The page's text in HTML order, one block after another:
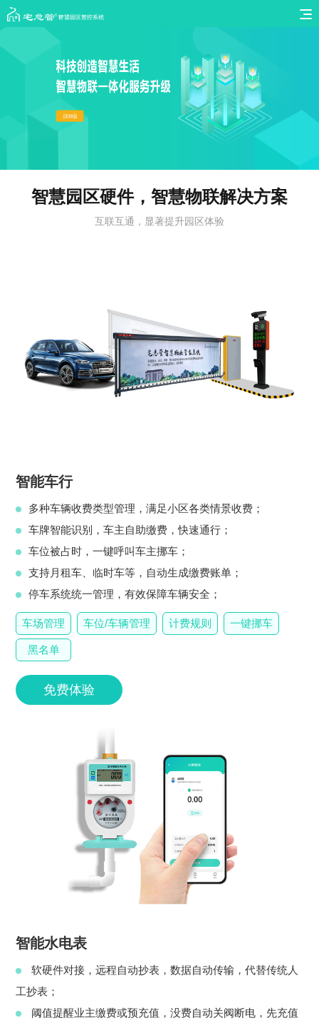
智慧园区硬件，智慧物联解决方案
互联互通，显著提升园区体验
智能车行
多种车辆收费类型管理，满足小区各类情景收费；
车牌智能识别，车主自助缴费，快速通行；
车位被占时，一键呼叫车主挪车；
支持月租车、临时车等，自动生成缴费账单；
停车系统统一管理，有效保障车辆安全；
车场管理 车位/车辆管理 计费规则 一键挪车
黑名单
免费体验
智能水电表
软硬件对接，远程自动抄表，数据自动传输，代替传统人
工抄表；
阈值提醒业主缴费或预充值，没费自动关阀断电，先充值